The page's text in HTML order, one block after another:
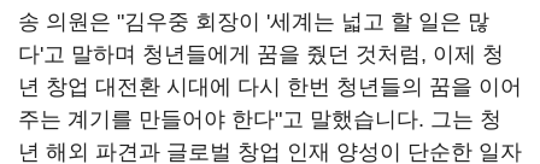
송 의원은 "김우중 회장이 '세계는 넓고 할 일은 많
다'고 말하며 청년들에게 꿈을 줬던 것처럼, 이제 청
년 창업 대전환 시대에 다시 한번 청년들의 꿈을 이어
주는 계기를 만들어야 한다"고 말했습니다. 그는 청
년 해외 파견과 글로벌 창업 인재 양성이 단순한 일자